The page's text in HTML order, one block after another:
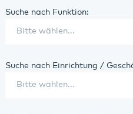
Suche nach Funktion:
Suche nach Einrichtung /